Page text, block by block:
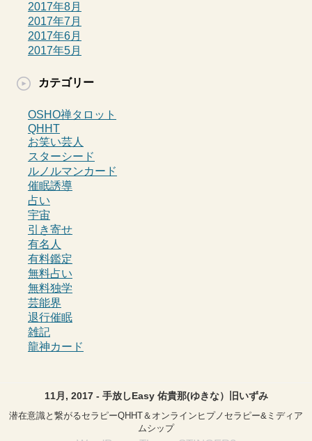
2017年8月
2017年7月
2017年6月
2017年5月
カテゴリー
OSHO禅タロット
QHHT
お笑い芸人
スターシード
ルノルマンカード
催眠誘導
占い
宇宙
引き寄せ
有名人
有料鑑定
無料占い
無料独学
芸能界
退行催眠
雑記
龍神カード
11月, 2017 - 手放しEasy 佑貴那(ゆきな）旧いずみ
潜在意識と繋がるセラピーQHHT＆オンラインヒプノセラピー&ミディア
ムシップ